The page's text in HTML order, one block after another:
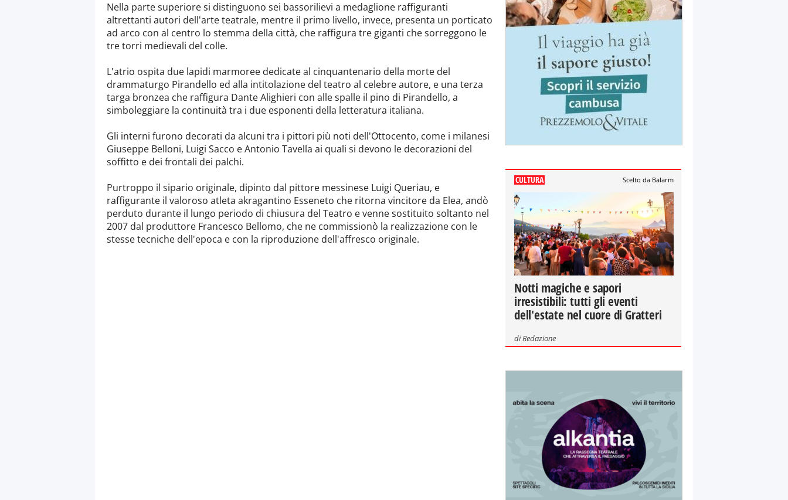
Nella parte superiore si distinguono sei bassorilievi a medaglione raffiguranti
altrettanti autori dell'arte teatrale, mentre il primo livello, invece, presenta un porticato
ad arco con al centro lo stemma della città, che raffigura tre giganti che sorreggono le
tre torri medievali del colle.
L'atrio ospita due lapidi marmoree dedicate al cinquantenario della morte del
drammaturgo Pirandello ed alla intitolazione del teatro al celebre autore, e una terza
targa bronzea che raffigura Dante Alighieri con alle spalle il pino di Pirandello, a
simboleggiare la continuità tra i due esponenti della letteratura italiana.
Gli interni furono decorati da alcuni tra i pittori più noti dell'Ottocento, come i milanesi
Giuseppe Belloni, Luigi Sacco e Antonio Tavella ai quali si devono le decorazioni del
soffitto e dei frontali dei palchi.
Purtroppo il sipario originale, dipinto dal pittore messinese Luigi Queriau, e
raffigurante il valoroso atleta akragantino Esseneto che ritorna vincitore da Elea, andò
perduto durante il lungo periodo di chiusura del Teatro e venne sostituito soltanto nel
2007 dal produttore Francesco Bellomo, che ne commissionò la realizzazione con le
stesse tecniche dell'epoca e con la riproduzione dell'affresco originale.
CULTURA Scelto da Balarm
Notti magiche e sapori
irresistibili: tutti gli eventi
dell'estate nel cuore di Gratteri
diRedazione